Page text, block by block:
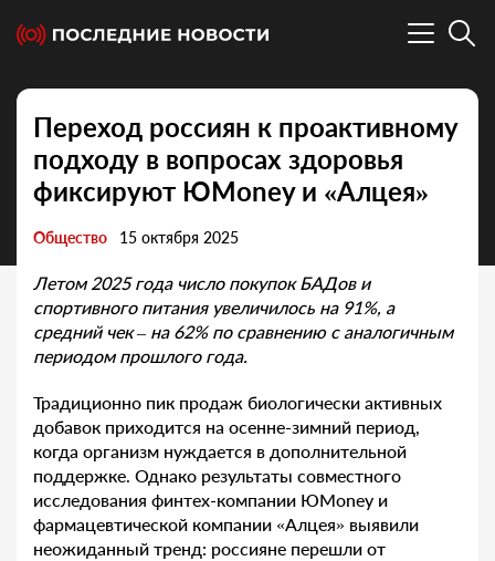
Переход россиян к проактивному
подходу в вопросах здоровья
фиксируют ЮMoney и «Алцея»
Общество 15 октября 2025
Летом 2025 года число покупок БАДов и
спортивного питания увеличилось на 91%, а
средний чек – на 62% по сравнению с аналогичным
периодом прошлого года.
Традиционно пик продаж биологически активных
добавок приходится на осенне-зимний период,
когда организм нуждается в дополнительной
поддержке. Однако результаты совместного
исследования финтех-компании ЮMoney и
фармацевтической компании «Алцея» выявили
неожиданный тренд: россияне перешли от